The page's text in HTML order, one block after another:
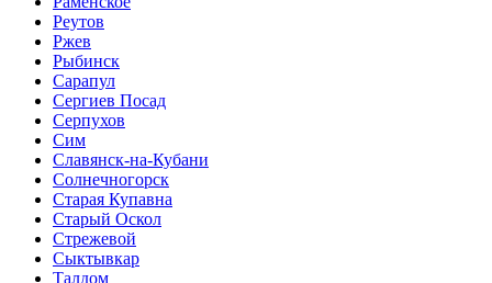
Реутов
Ржев
Рыбинск
Сарапул
Сергиев Посад
Серпухов
Сим
Славянск-на-Кубани
Солнечногорск
Старая Купавна
Старый Оскол
Стрежевой
Сыктывкар
Талдом